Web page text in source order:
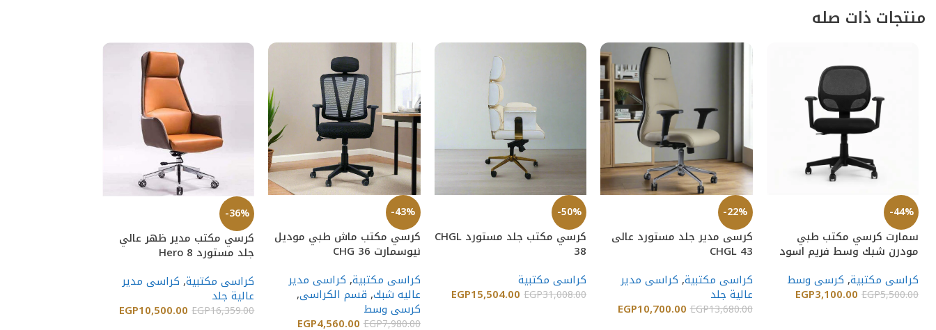
منتجات ذات صله
-44%
سمارت كرسي مكتب طبي
مودرن شبك وسط فريم اسود
كراسى مكتبية, كرسى وسط
EGP5,500.00
EGP3,100.00
-22%
كرسى مدير جلد مستورد عالى
CHGL 43
كراسى مكتبية, كراسى مدير
عالية جلد
EGP13,680.00
EGP10,700.00
-50%
كرسي مكتب جلد مستورد CHGL
38
كراسى مكتبية
EGP31,008.00
EGP15,504.00
-43%
كرسي مكتب ماش طبي موديل
نيوسمارت CHG 36
كراسى مكتبية, كراسى مدير
عاليه شبك, قسم الكراسى,
كرسى وسط
EGP7,980.00
EGP4,560.00
-36%
كرسي مكتب مدير ظهر عالي
جلد مستورد Hero 8
كراسى مكتبية, كراسى مدير
عالية جلد
EGP16,359.00
EGP10,500.00